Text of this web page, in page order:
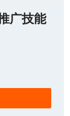
广技能